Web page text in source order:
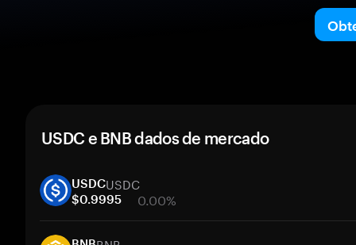
USDC e BNB dados de mercado
USDCUSDC
$0.9995 0.00%